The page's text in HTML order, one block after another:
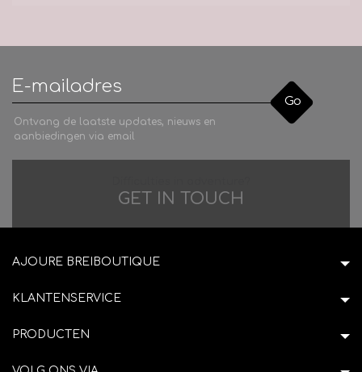
Go
Ontvang de laatste updates, nieuws en
aanbiedingen via email
GET IN TOUCH
AJOURE BREIBOUTIQUE
KLANTENSERVICE
PRODUCTEN